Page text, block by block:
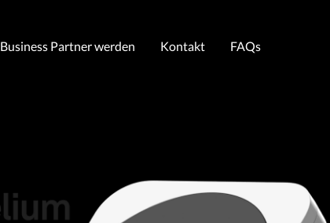
Business Partner werden Kontakt FAQs